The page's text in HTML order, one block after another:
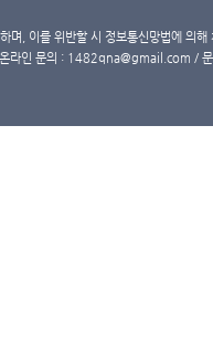
며, 이를 위반할 시 정보통신망법에 의
라인 문의 : 1482qna@gmail.com /